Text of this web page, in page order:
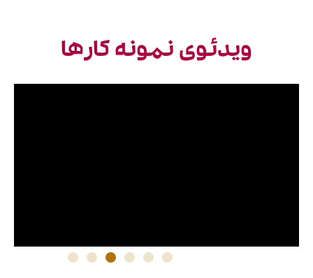
ویدئوی نمونه کارها